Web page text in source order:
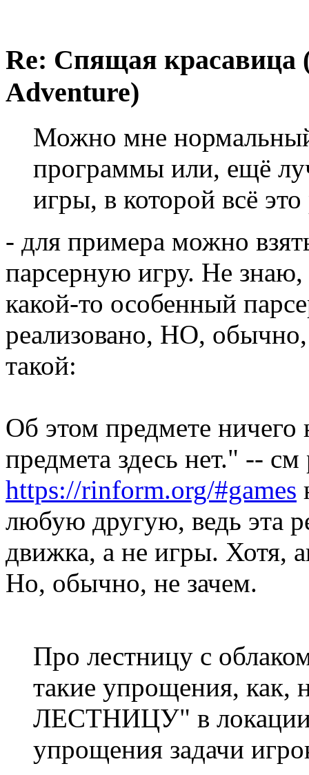
Re: Спящая красавица
Adventure)
Можно мне
программы или, ещё
игры, в которой всё это
- для примера можно
парсерную игру. Не
какой-то особенный
реализовано, НО,
такой:
Об этом предмете
предмета здесь нет." --
https://rinform.org/#games
любую другую, ведь эта
движка, а не игры. Хотя,
Но, обычно, не зачем.
Про лестницу с
такие упрощения,
ЛЕСТНИЦУ" в локации
упрощения задачи